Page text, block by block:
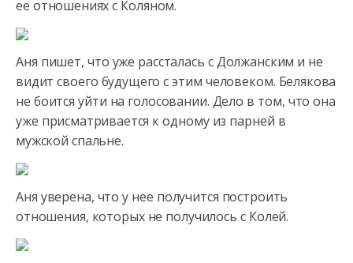
ее отношениях с Коляном.
Аня пишет, что уже рассталась с Должанским и не
видит своего будущего с этим человеком. Белякова
не боится уйти на голосовании. Дело в том, что она
уже присматривается к одному из парней в
мужской спальне.
Аня уверена, что у нее получится построить
отношения, которых не получилось с Колей.